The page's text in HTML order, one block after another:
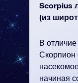
Scorpius
(из широт
В отличие
Скорпион
начиная